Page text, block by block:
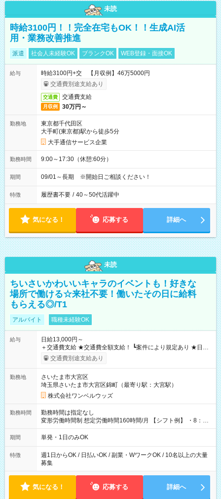
未読
時給3100円！！完全在宅もOK！！生成AI活
用・業務改善推進
派遣 社会人未経験OK ブランクOK WEB登録・面接OK
給与
時給3100円+交 【月収例】46万5000円
交通費別途支給あり
交通費 交通費支給
月収例 30万円～
勤務地
東京都千代田区
大手町(東京都)駅から徒歩5分
大手通信サービス企業
勤務時間 9:00～17:30（休憩:60分）
期間 09/01～長期 ※開始日ご相談ください！
特徴 履歴書不要 / 40～50代活躍中
気になる！ 応募する 詳細へ
未読
ちいさいかわいいキャラのイベントも！好きな
場所で働ける☆来社不要！働いたその日に給料
もらえる◎/T1
アルバイト 職種未経験OK
給与
日給13,000円～
＋交通費支給 ★交通費全額支給！ ┗案件により規定あり ★日払
いOK！（規定あり） ┗働いたその日に現金GET♪ お仕事後はコ
ンビニATMから 日払い分を引き落とせます！ 【試用期間】試
交通費別途支給あり
勤務地
さいたま市大宮区
埼玉県さいたま市大宮区錦町（最寄り駅：大宮駅）
株式会社ワンベルウッズ
勤務時間
勤務時間は指定なし
変形労働時間制 想定労働時間160時間/月 【シフト例】 ・8：00
～21：00
期間 単発・1日のみOK
特徴
週1日からOK / 日払いOK / 副業・WワークOK / 10名以上の大量
募集
気になる！ 応募する 詳細へ